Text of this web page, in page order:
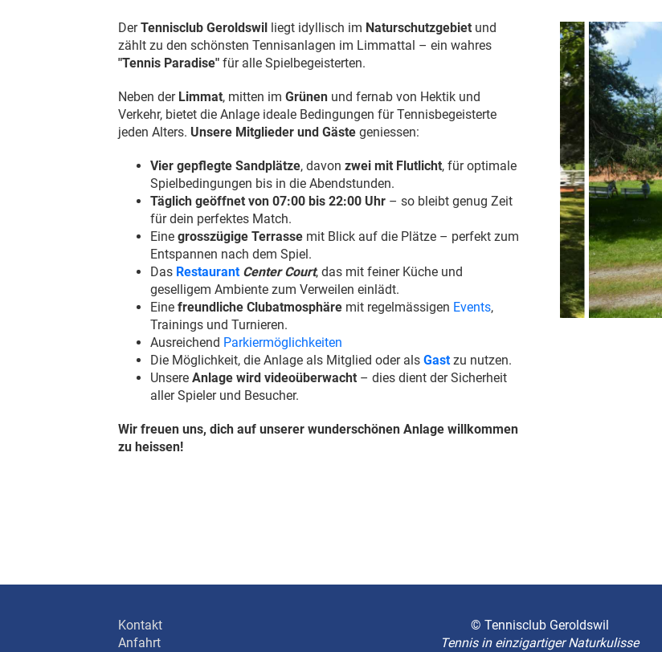
DerTennisclub Geroldswil liegt idyllisch im Naturschutzgebiet und
zählt zu den schönsten Tennisanlagen im Limmattal – ein wahres
"Tennis Paradise" für alle Spielbegeisterten.
Neben der Limmat, mitten im Grünen und fernab von Hektik und
Verkehr, bietet die Anlage ideale Bedingungen für Tennisbegeisterte
jeden Alters. Unsere Mitglieder und Gäste geniessen:
Vier gepflegte Sandplätze, davon zwei mit Flutlicht, für optimale
Spielbedingungen bis in die Abendstunden.
Täglich geöffnet von 07:00 bis 22:00 Uhr – so bleibt genug Zeit
für dein perfektes Match.
Eine grosszügige Terrasse mit Blick auf die Plätze – perfekt zum
Entspannen nach dem Spiel.
Das Restaurant Center Court, das mit feiner Küche und
geselligem Ambiente zum Verweilen einlädt.
Eine freundliche Clubatmosphäre mit regelmässigen Events,
Trainings und Turnieren.
Ausreichend Parkiermöglichkeiten
Die Möglichkeit, die Anlage als Mitglied oder als Gast zu nutzen.
Unsere Anlage wird videoüberwacht – dies dient der Sicherheit
aller Spieler und Besucher.
Wir freuen uns, dich auf unserer wunderschönen Anlage willkommen
zu heissen!
Kontakt
Anfahrt
© Tennisclub Geroldswil
Tennis in einzigartiger Naturkulisse